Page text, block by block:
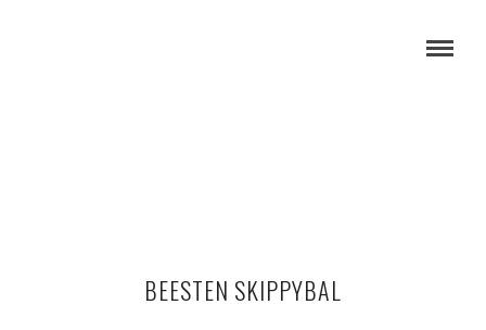
BEESTEN SKIPPYBAL